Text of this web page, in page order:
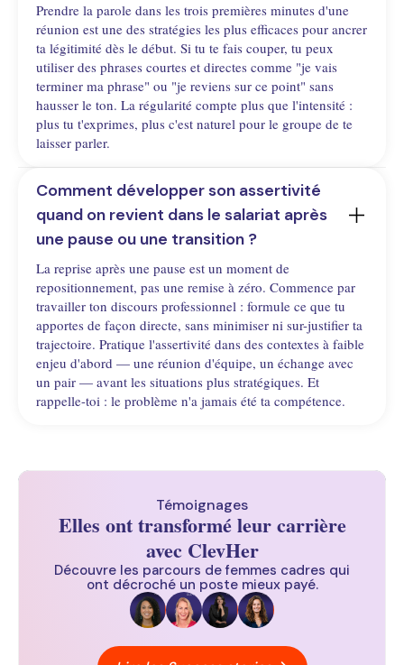
Prendre la parole dans les trois premières minutes d'une
réunion est une des stratégies les plus efficaces pour ancrer
ta légitimité dès le début. Si tu te fais couper, tu peux
utiliser des phrases courtes et directes comme "je vais
terminer ma phrase" ou "je reviens sur ce point" sans
hausser le ton. La régularité compte plus que l'intensité :
plus tu t'exprimes, plus c'est naturel pour le groupe de te
laisser parler.
Comment développer son assertivité
quand on revient dans le salariat après
une pause ou une transition ?
La reprise après une pause est un moment de
repositionnement, pas une remise à zéro. Commence par
travailler ton discours professionnel : formule ce que tu
apportes de façon directe, sans minimiser ni sur-justifier ta
trajectoire. Pratique l'assertivité dans des contextes à faible
enjeu d'abord — une réunion d'équipe, un échange avec
un pair — avant les situations plus stratégiques. Et
rappelle-toi : le problème n'a jamais été ta compétence.
Témoignages
Elles ont transformé leur carrière
avec ClevHer
Découvre les parcours de femmes cadres qui
ont décroché un poste mieux payé.